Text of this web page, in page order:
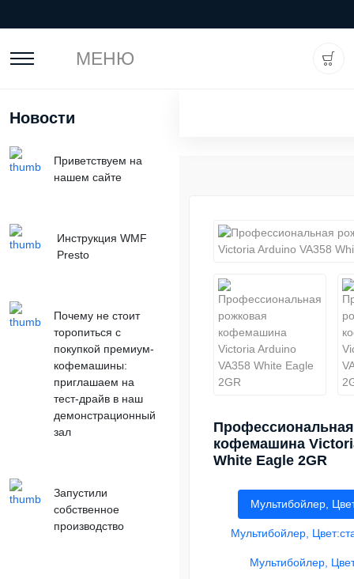
МЕНЮ
Новости
Приветствуем на
нашем сайте
Инструкция WMF
Presto
Почему не стоит
торопиться с
покупкой премиум-
кофемашины:
приглашаем на
тест-драйв в наш
демонстрационный
зал
Запустили
собственное
производство
кофемашина
White Eagle 2GR
Мультибойлер,
Мультибойлер,
Мультибойлер,